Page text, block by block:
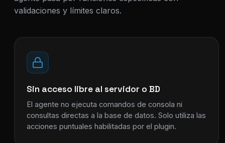
validaciones y límites claros.
Sin acceso libre al servidor o BD
El agente no ejecuta comandos de consola ni
consultas directas a la base de datos. Solo utiliza las
acciones puntuales habilitadas por el plugin.